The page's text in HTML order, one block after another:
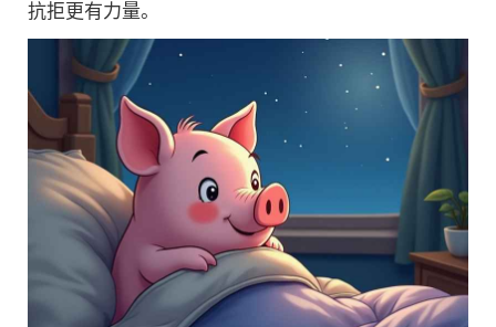
抗拒更有力量。